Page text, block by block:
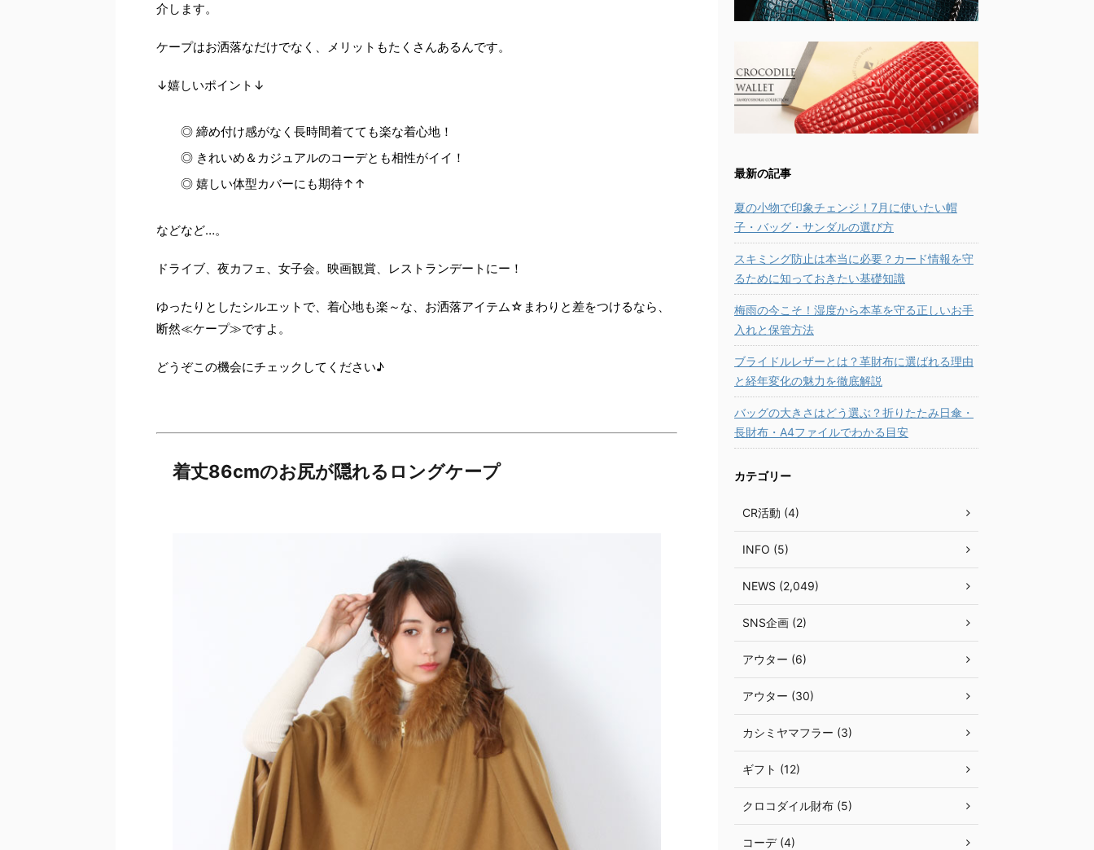
介します。
ケープはお洒落なだけでなく、メリットもたくさんあるんです。
↓嬉しいポイント↓
◎ 締め付け感がなく長時間着てても楽な着心地！
◎ きれいめ＆カジュアルのコーデとも相性がイイ！
◎ 嬉しい体型カバーにも期待↑↑
などなど…。
ドライブ、夜カフェ、女子会。映画観賞、レストランデートにー！
ゆったりとしたシルエットで、着心地も楽～な、お洒落アイテム☆まわりと差をつけるなら、
断然≪ケープ≫ですよ。
どうぞこの機会にチェックしてください♪
着丈86cmのお尻が隠れるロングケープ
最新の記事
夏の小物で印象チェンジ！7月に使いたい帽
子・バッグ・サンダルの選び方
スキミング防止は本当に必要？カード情報を守
るために知っておきたい基礎知識
梅雨の今こそ！湿度から本革を守る正しいお手
入れと保管方法
ブライドルレザーとは？革財布に選ばれる理由
と経年変化の魅力を徹底解説
バッグの大きさはどう選ぶ？折りたたみ日傘・
長財布・A4ファイルでわかる目安
カテゴリー
CR活動 (4)
INFO (5)
NEWS (2,049)
SNS企画 (2)
アウター (6)
アウター (30)
カシミヤマフラー (3)
ギフト (12)
クロコダイル財布 (5)
コーデ (4)